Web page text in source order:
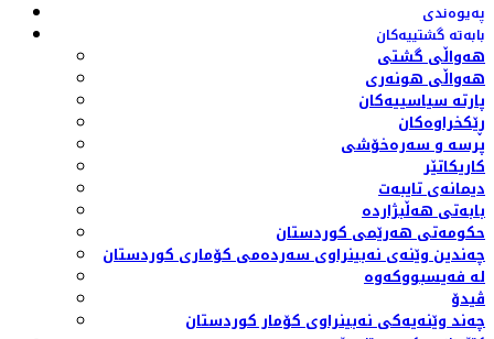
پەیوەندی
بابەتە گشتییەکان
هەواڵی گشتی
هەواڵی هونەری
پارتە سیاسییەکان
ڕێکخراوەکان
پرسە و سەرەخۆشی
کاریکاتێر
دیمانەی تایبەت
بابەتی هەڵبژاردە
حکومەتی هەرێمی کوردستان
چەندین وێنەی نەبینراوی سەردەمی کۆماری کوردستان
لە فەیسبووکەوە
ڤیدۆ
چەند وێنەیەکی نەبینراوی کۆمار کوردستان